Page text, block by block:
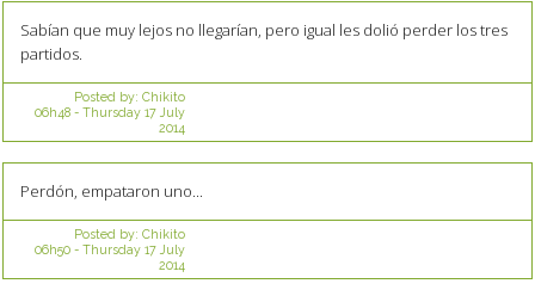
Sabían que muy lejos no llegarían, pero igual les dolió perder los tres
partidos.
Posted by: Chikito
06h48- Thursday 17 July
2014
Perdón, empataron uno...
Posted by: Chikito
06h50- Thursday 17 July
2014